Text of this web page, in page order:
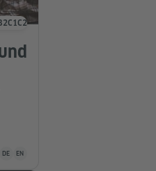
Unterrichtsmaterial ist in folgenden
DE EN
C1C2